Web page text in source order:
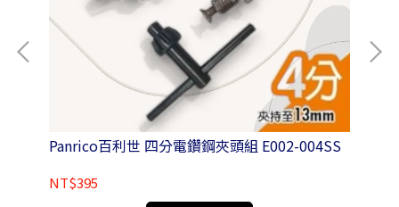
Panrico百利世 四分電鑽鋼夾頭組 E002-004SS
NT$395